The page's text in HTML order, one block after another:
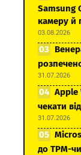
Samsung
камеру й
03.08.2026
31.07.2026
Apple
чекати
31.07.2026
до TPM-